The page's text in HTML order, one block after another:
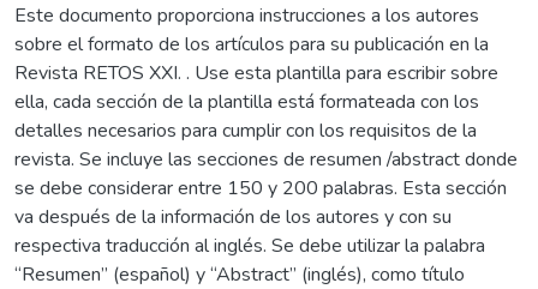
Este documento proporciona instrucciones a los autores
sobre el formato de los artículos para su publicación en la
Revista RETOS XXI. . Use esta plantilla para escribir sobre
ella, cada sección de la plantilla está formateada con los
detalles necesarios para cumplir con los requisitos de la
revista. Se incluye las secciones de resumen /abstract donde
se debe considerar entre 150 y 200 palabras. Esta sección
va después de la información de los autores y con su
respectiva traducción al inglés. Se debe utilizar la palabra
“Resumen” (español) y “Abstract” (inglés), como título